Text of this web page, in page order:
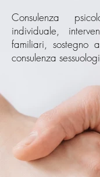
Consulenza
individuale,
familiari, sostegno
consulenza